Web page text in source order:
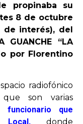
propinaba su
8 de octubre
de interés), del
“LA
por Florentino
radiofónico
son varias
funcionario que
donde